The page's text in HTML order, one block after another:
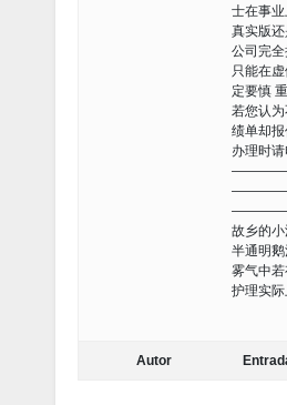
士在事
真实版
公司完
只能在
定要慎
若您认
绩单却
办理时
故乡的
半通明
雾气中若
护理实际
Autor